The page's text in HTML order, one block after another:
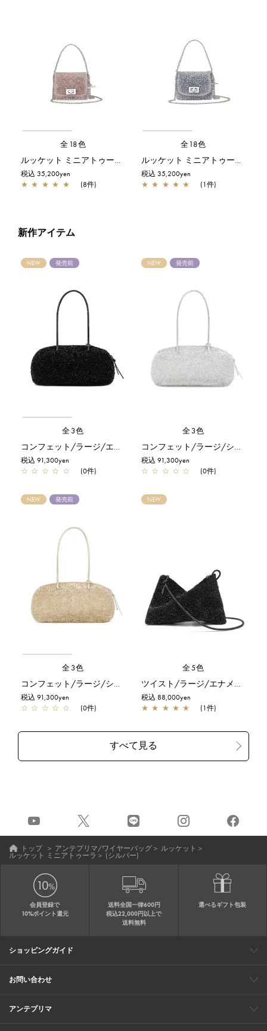
全18色
ルッケット ミニアトゥーラ/パウダリーピンクシルバー
税込 35,200yen
★ ★ ★ ★ ★ (8件)
全18色
ルッケット ミニアトゥーラ/ラベンダーシルバー
税込 35,200yen
★ ★ ★ ★ ★ (1件)
新作アイテム
NEW 発売前
全3色
コンフェット/ラージ/エナメルブラック
税込 91,300yen
☆ ☆ ☆ ☆ ☆ (0件)
NEW 発売前
全3色
コンフェット/ラージ/シルバー
税込 91,300yen
☆ ☆ ☆ ☆ ☆ (0件)
NEW 発売前
全3色
コンフェット/ラージ/シルバーゴールド
税込 91,300yen
☆ ☆ ☆ ☆ ☆ (0件)
NEW
全5色
ツイスト/ラージ/エナメルブラック
税込 88,000yen
★ ★ ★ ★ ★ (1件)
トップ ＞ アンテプリマ/ワイヤーバッグ＞ ルッケット ＞
ルッケット ミニアトゥーラ ＞ (シルバー)
会員登録で
10%ポイント還元
送料全国一律600円
税込22,000円以上で
送料無料
選べるギフト包装
ショッピングガイド
会員特典
ご購入・配送について
返品について
ギフト包装
FAQ
サイトマップ
お問い合わせ
メールでのお問い合わせ
お修理についてのお問い合わせ
アンテプリマ